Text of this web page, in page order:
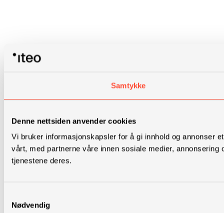
Samtykke
Denne nettsiden anvender cookies
Vi bruker informasjonskapsler for å gi innhold og annonser
vårt, med partnerne våre innen sosiale medier,
tjenestene deres.
Nødvendig